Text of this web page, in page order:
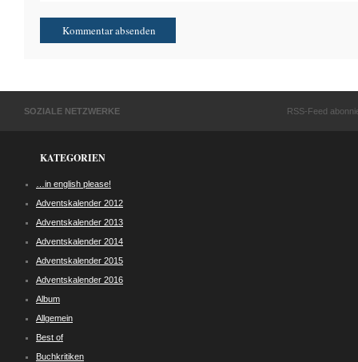
SOZIALE NETZWERKE RSS-Feed
KATEGORIEN
…in english please!
Adventskalender 2012
Adventskalender 2013
Adventskalender 2014
Adventskalender 2015
Adventskalender 2016
Album
Allgemein
Best of
Buchkritiken